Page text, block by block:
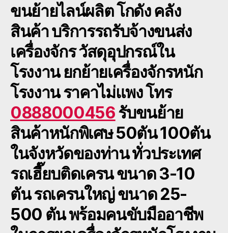
ขนย้ายไลน์ผลิตโกดัง คลัง
สินค้า บริการรถรับจ้างขนส่ง
เครื่องจักร วัสดุอุปกรณ์ใน
โรงงาน ยกย้ายเครื่องจักรหนัก
โรงงาน ราคาไม่แพง โทร
0888000456รับขนย้าย
สินค้าหนักพิเศษ 50ตัน 100ตัน
ในจังหวัดของท่าน ทั่วประเทศ
รถเฮี๊ยบติดเครน ขนาด 3-10
ตัน รถเครนใหญ่ ขนาด 25-
500 ตัน พร้อมคนขับมืออาชีพ